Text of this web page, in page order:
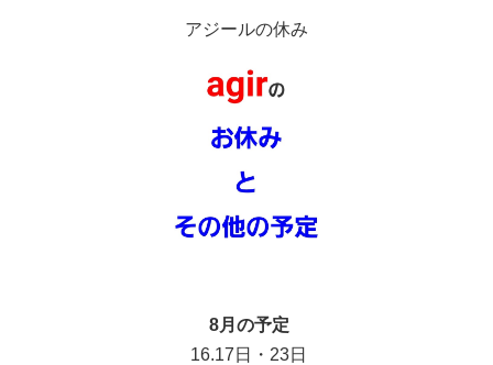
アジールの休み
8月の予定
16.17日・23日